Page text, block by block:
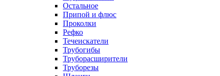
Остальное
Припой и флюс
Проколки
Рефко
Течеискатели
Трубогибы
Труборасширители
Труборезы